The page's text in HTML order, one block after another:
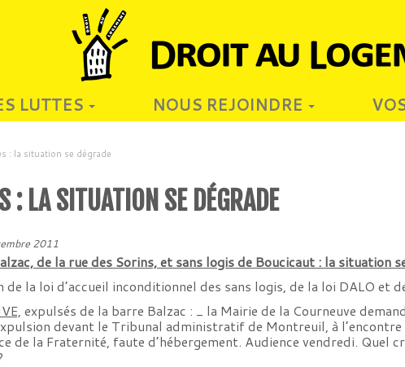
LUTTES NOUS REJOINDRE
: la situation se dégrade
: LA SITUATION SE DÉGRADE
2011
de la rue des Sorins, et sans logis de Boucicaut : la situation
la loi d’accueil inconditionnel des sans logis, de la loi DALO et
expulsés de la barre Balzac : _ la Mairie de la Courneuve
devant le Tribunal administratif de Montreuil, à
de la Fraternité, faute d’hébergement. Audience vendredi.